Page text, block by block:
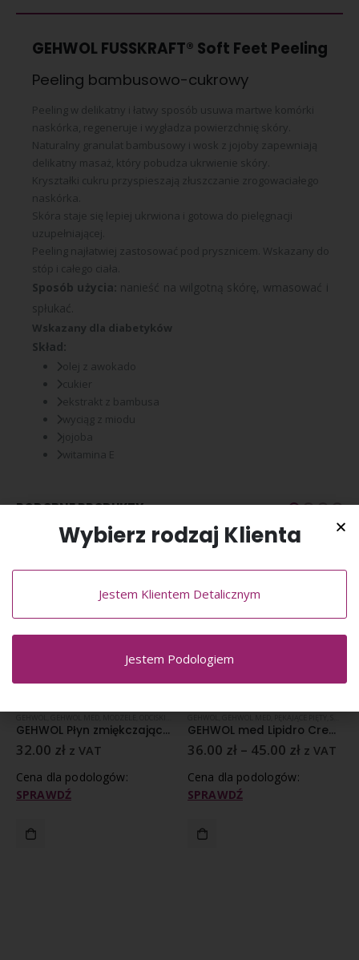
GEHWOL FUSSKRAFT® Soft Feet Peeling
Peeling bambusowo-cukrowy
Peeling w delikatny i łatwy sposób usuwa martwe komórki
naskórka, regeneruje i wygładza powierzchnię skóry.
Naturalny granulat bambusowy i wosk z jojoby zapewniają
delikatny masaż, który pobudza ukrwienie skóry.
Kryształki cukru przyspieszają złuszczanie zrogowaciałego
naskórka.
Skóra staje się lepiej ukrwiona i gotowa do pielęgnacji
uzupełniającej.
Peeling najłatwiej zastosować pod prysznicem. Wskazany do
stóp i całego ciała.
Sposób użycia: nanieść na wilgotną skórę, wmasować i
spłukać.
Wskazany dla diabetyków
Skład:
olej z awokado
cukier
ekstrakt z bambusa
wyciąg z miodu
jojoba
witamina E
PODOBNE PRODUKTY
GEHWOL Płyn zmiękczający paznokcie i skórki 15 ml
32.00 zł z VAT
Cena dla podologów:
SPRAWDŹ
GEHWOL med Lipidro Creme Krem silnie nawilżający do suchych i wrażliwych stóp
36.00 zł – 45.00 zł z VAT
Cena dla podologów:
SPRAWDŹ
Wybierz rodzaj Klienta
Jestem Klientem Detalicznym
Jestem Podologiem